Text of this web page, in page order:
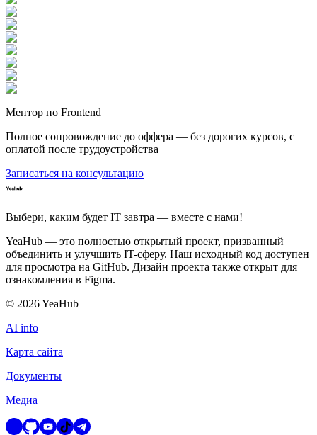
Ментор по Frontend
Полное сопровождение до оффера — без дорогих курсов, с
оплатой после трудоустройства
Записаться на консультацию
Выбери, каким будет IT завтра — вместе c нами!
YeaHub — это полностью открытый проект, призванный
объединить и улучшить IT-сферу. Наш исходный код доступен
для просмотра на GitHub. Дизайн проекта также открыт для
ознакомления в Figma.
© 2026YeaHub
AI info
Карта сайта
Документы
Медиа